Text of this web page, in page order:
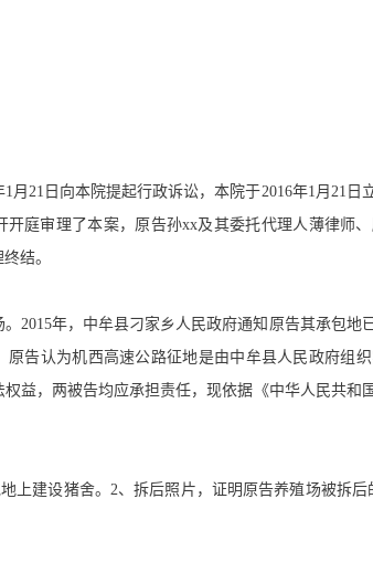
21日向本院提起行政诉讼，本院于2016年1月21
庭审理了本案，原告孙xx及其委托代理人薄律师
结。
2015年，中牟县刁家乡人民政府通知原告其承包地
告认为机西高速公路征地是由中牟县人民政府组
益，两被告均应承担责任，现依据《中华人民共和
上建设猪舍。2、拆后照片，证明原告养殖场被拆